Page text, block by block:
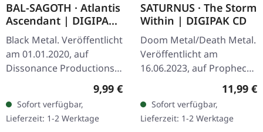
BAL-SAGOTH · Atlantis
Ascendant | DIGIPAK
CD
Black Metal. Veröffentlicht
am 01.01.2020, auf
Dissonance Productions.
CD im DigiPack. Bal-
Studiowerk "Atlantis
Ascendant" erhebt…
Regulärer Preis:
9,99 €
Sofort verfügbar,
Lieferzeit: 1-2 Werktage
SATURNUS · The Storm
Within | DIGIPAK CD
Doom Metal/Death Metal.
Veröffentlicht am
16.06.2023, auf Prophecy
Productions. CD im
Digipak. "The Storm
Within" von Saturnus ist
eine tiefgründige…
11,99 €
Sofort verfügbar,
Lieferzeit: 1-2 Werktage